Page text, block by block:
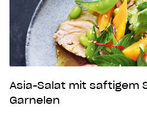
Asia-Salat mit saftigem
Garnelen